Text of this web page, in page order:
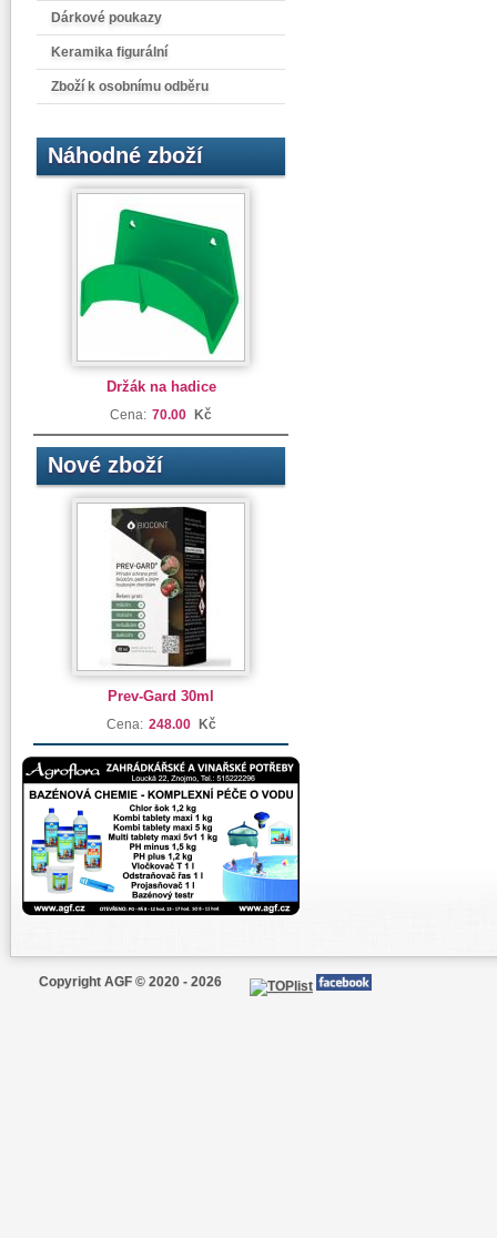
Dárkové poukazy
Keramika figurální
Zboží k osobnímu odběru
Náhodné zboží
Držák na hadice
Cena: 70.00 Kč
Nové zboží
Prev-Gard 30ml
Cena: 248.00 Kč
Copyright AGF © 2020 - 2026